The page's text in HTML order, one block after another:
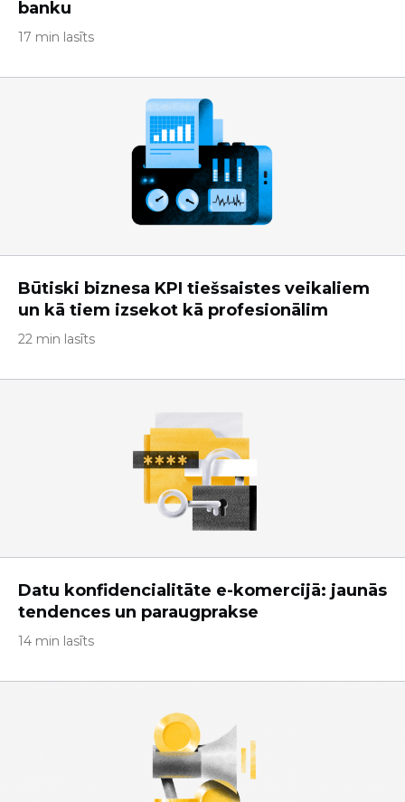
banku
17 min lasīts
Būtiski biznesa KPI tiešsaistes veikaliem
un kā tiem izsekot kā profesionālim
22 min lasīts
Datu konfidencialitāte e-komercijā: jaunās
tendences un paraugprakse
14 min lasīts